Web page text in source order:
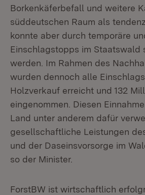
Borkenkäferbefall und weitere
süddeutschen Raum als
konnte aber durch temporäre
Einschlagstopps im Staatswald
werden. Im Rahmen des
wurden dennoch alle
Holzverkauf erreicht und 132
eingenommen. Diesen
Land unter anderem dafür
gesellschaftliche Leistungen
und der Daseinsvorsorge im
so der Minister.
ForstBW ist wirtschaftlich